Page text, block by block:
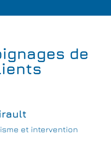
de
et intervention